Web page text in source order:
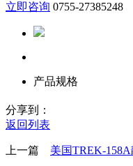
立即咨询 0755-27385248
产品规格
分享到：
返回列表
上一篇 美国TREK-